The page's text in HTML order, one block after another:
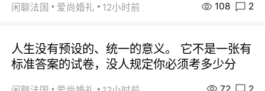
闲聊法国 爱尚婚礼 12小时前 108 2
人生没有预设的、统一的意义。 它不是一张有
标准答案的试卷，没人规定你必须考多少分